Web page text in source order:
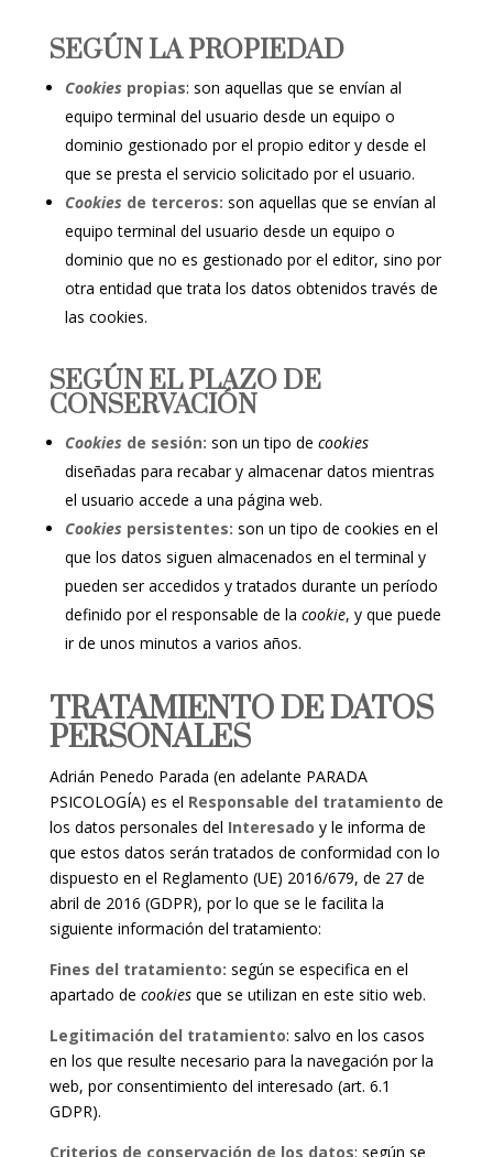
SEGÚN LA PROPIEDAD
Cookies propias: son aquellas que se envían al
equipo terminal del usuario desde un equipo o
dominio gestionado por el propio editor y desde el
que se presta el servicio solicitado por el usuario.
Cookies de terceros: son aquellas que se envían al
equipo terminal del usuario desde un equipo o
dominio que no es gestionado por el editor, sino por
otra entidad que trata los datos obtenidos través de
las cookies.
SEGÚN EL PLAZO DE
CONSERVACIÓN
Cookies de sesión: son un tipo de cookies
diseñadas para recabar y almacenar datos mientras
el usuario accede a una página web.
Cookies persistentes: son un tipo de cookies en el
que los datos siguen almacenados en el terminal y
pueden ser accedidos y tratados durante un período
definido por el responsable de la cookie, y que puede
ir de unos minutos a varios años.
TRATAMIENTO DE DATOS
PERSONALES
Adrián Penedo Parada (en adelante PARADA
PSICOLOGÍA) es el Responsable del tratamiento de
los datos personales del Interesado y le informa de
que estos datos serán tratados de conformidad con lo
dispuesto en el Reglamento (UE) 2016/679, de 27 de
abril de 2016 (GDPR), por lo que se le facilita la
siguiente información del tratamiento:
Fines del tratamiento: según se especifica en el
apartado de cookies que se utilizan en este sitio web.
Legitimación del tratamiento: salvo en los casos
en los que resulte necesario para la navegación por la
web, por consentimiento del interesado (art. 6.1
GDPR).
Criterios de conservación de los datos: según se